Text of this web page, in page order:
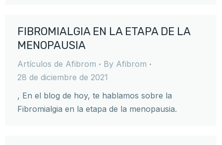
FIBROMIALGIA EN LA ETAPA DE LA
MENOPAUSIA
Artículos de Afibrom By Afibrom
28 de diciembre de 2021
, En el blog de hoy, te hablamos sobre la
Fibromialgia en la etapa de la menopausia.